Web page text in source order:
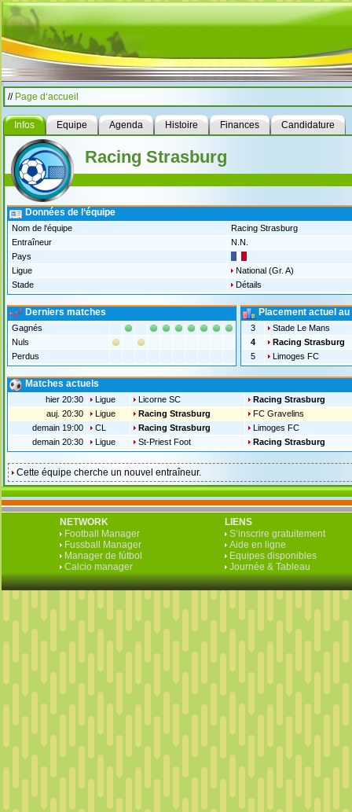
// Page d‘accueil
Infos Equipe Agenda Histoire Finances Candidature
Racing Strasburg
Données de l‘équipe
Nom de l‘équipe
Racing Strasburg
Entraîneur
N.N.
Pays
Ligue
National (Gr. A)
Stade
Détails
Derniers matches
Gagnés
Nuls
Perdus
Placement actuel
3
Stade Le Mans
4
Racing Strasburg
5
Limoges FC
Matches actuels
hier 20:30 Ligue Licorne SC
Racing Strasburg
auj. 20:30
Ligue Racing Strasburg
FC Gravelins
demain 19:00
CL Racing Strasburg
Limoges FC
demain 20:30
Ligue St-Priest Foot Racing Strasburg
Cette équipe cherche un nouvel entraîneur.
NETWORK
Football Manager
Fussball Manager
Manager de fútbol
Calcio manager
LIENS
S‘inscrire gratuitement
Aide en ligne
Equipes disponibles
Journée & Tableau